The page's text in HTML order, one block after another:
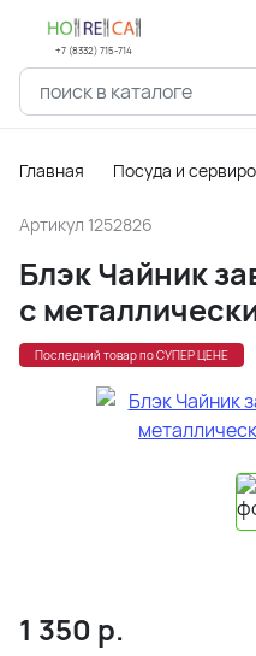
+7 (8332) 715-714
Главная Посуда и
Артикул 1252826
Блэк Чайник
с
Последний товар по СУПЕР ЦЕНЕ
1 350 р.